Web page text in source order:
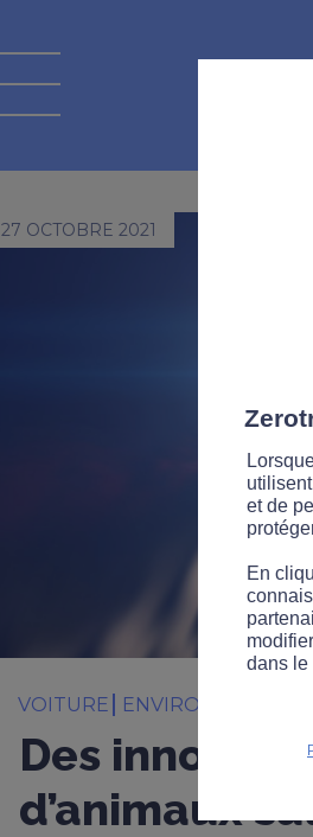
27 OCTOBRE 2021
VOITURE ENVIRONNEMENT
Des
d’animaux
et de
En
dans le